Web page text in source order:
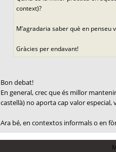
context)?
M’agradaria saber què en
Gràcies per endavant!
Bon debat!
En general, crec que és millor
castellà) no aporta cap valor especial,
Ara bé, en contextos informals o en